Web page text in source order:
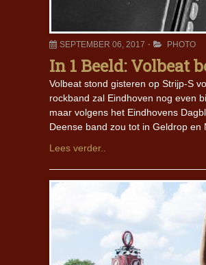
SEPTEMBER 06, 2017 PHOTO
In 1 Beeld: Volbeat
Volbeat stond gisteren op Strijp-S
rockband zal Eindhoven nog even
maar volgens het Eindhovens
Deense band zou tot in Geldrop
Lees verder..